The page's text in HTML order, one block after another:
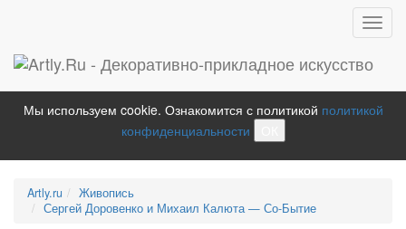
Мы используем cookie. Ознакомится с политикой политикой
конфиденциальности
Artly.ru
Живопись
Сергей Доровенко и Михаил Калюта — Со-Бытие